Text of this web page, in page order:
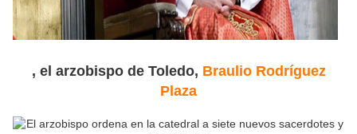
, el arzobispo de Toledo, Braulio Rodríguez
Plaza